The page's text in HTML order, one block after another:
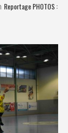
Reportage PHOTOS :